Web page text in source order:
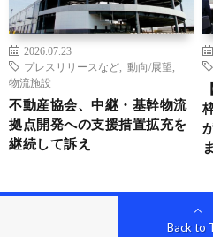
2026.07.23
プレスリリースなど
動向/展望
物流施設
不動産協会、中継・基幹物流
拠点開発への支援措置拡充を
継続して訴え
Back to